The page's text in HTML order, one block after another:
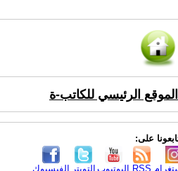
الموقع الرئيسي للكاتب-ة
على:
الفيسبوك التويتر اليوتيوب RSS